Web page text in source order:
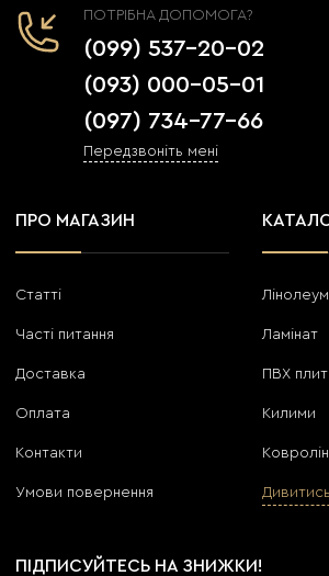
ПОТРІБНА ДОПОМОГА?
(099) 537-20-02
(093) 000-05-01
(097) 734-77-66
Передзвоніть мені
ПРО МАГАЗИН
Статті
Часті питання
Доставка
Оплата
Контакти
Умови повернення
Лінолеум
Ламінат
ПВХ
Килими
Ковролін
ПІДПИСУЙТЕСЬ НА ЗНИЖКИ!